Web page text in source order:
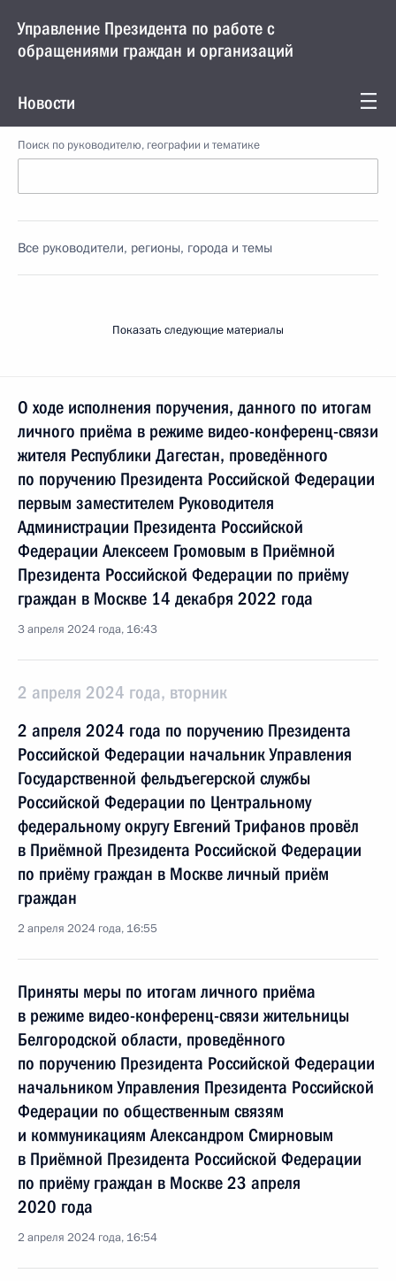
Управление Президента по работе с
обращениями граждан и организаций
Новости
Поиск по руководителю, географии и тематике
Все руководители, регионы, города и темы
Показать следующие материалы
О ходе исполнения поручения, данного по итогам
личного приёма в режиме видео-конференц-связи
жителя Республики Дагестан, проведённого
по поручению Президента Российской Федерации
первым заместителем Руководителя
Администрации Президента Российской
Федерации Алексеем Громовым в Приёмной
Президента Российской Федерации по приёму
граждан в Москве 14 декабря 2022 года
3 апреля 2024 года, 16:43
2 апреля 2024 года, вторник
2 апреля 2024 года по поручению Президента
Российской Федерации начальник Управления
Государственной фельдъегерской службы
Российской Федерации по Центральному
федеральному округу Евгений Трифанов провёл
в Приёмной Президента Российской Федерации
по приёму граждан в Москве личный приём
граждан
2 апреля 2024 года, 16:55
Приняты меры по итогам личного приёма
в режиме видео-конференц-связи жительницы
Белгородской области, проведённого
по поручению Президента Российской Федерации
начальником Управления Президента Российской
Федерации по общественным связям
и коммуникациям Александром Смирновым
в Приёмной Президента Российской Федерации
по приёму граждан в Москве 23 апреля
2020 года
2 апреля 2024 года, 16:54